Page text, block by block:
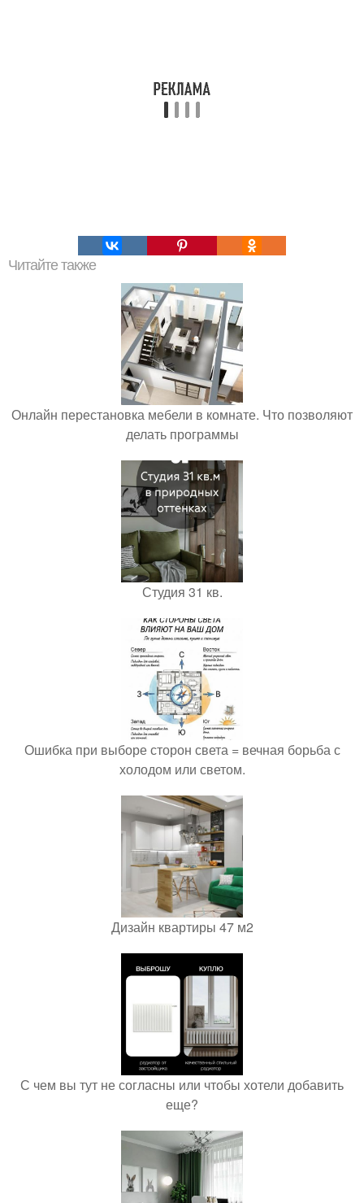
Читайте также
Онлайн перестановка мебели в комнате. Что позволяют
делать программы
Студия 31 кв.
Ошибка при выборе сторон света = вечная борьба с
холодом или светом.
Дизайн квартиры 47 м2
С чем вы тут не согласны или чтобы хотели добавить
еще?